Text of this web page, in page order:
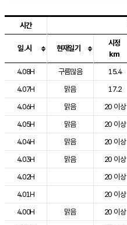
도시별 기상실황표로 지점, 날씨,
시간
일.시 현재일기
시정
km
4.08H
구름많음 15.4
4.07H
맑음 17.2
4.06H
맑음 20 이상
4.05H
맑음 20 이상
4.04H
맑음 20 이상
4.03H
맑음 20 이상
4.02H
20 이상
4.01H
20 이상
4.00H
맑음 20 이상